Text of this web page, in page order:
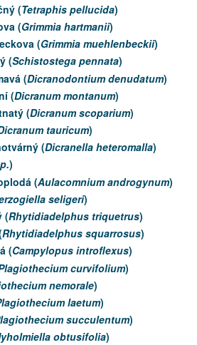
(Tetraphis pellucida)
(Grimmia hartmanii)
(Grimmia muehlenbeckii)
(Schistostega pennata)
(Dicranodontium denudatum)
(Dicranum montanum)
(Dicranum scoparium)
tauricum)
(Dicranella heteromalla)
)
(Aulacomnium androgynum)
seligeri)
(Rhytidiadelphus triquetrus)
Rhytidiadelphus squarrosus)
(Campylopus introflexus)
curvifolium)
nemorale)
laetum)
succulentum)
obtusifolia)